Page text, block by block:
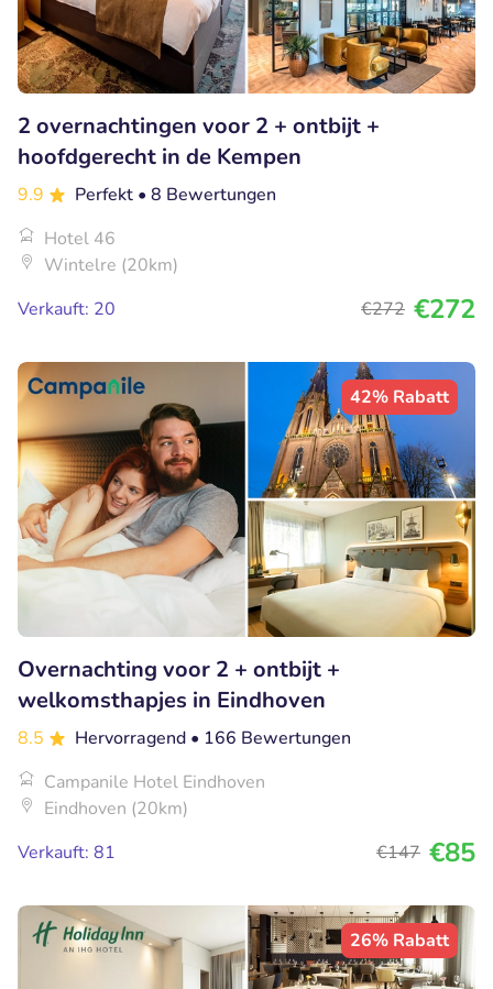
2 overnachtingen voor 2 + ontbijt +
hoofdgerecht in de Kempen
9.9 Perfekt • 8 Bewertungen
Hotel 46
Wintelre (20km)
Verkauft: 20
€272 €272
42% Rabatt
Overnachting voor 2 + ontbijt +
welkomsthapjes in Eindhoven
8.5 Hervorragend • 166 Bewertungen
Campanile Hotel Eindhoven
Eindhoven (20km)
Verkauft: 81
€147 €85
26% Rabatt